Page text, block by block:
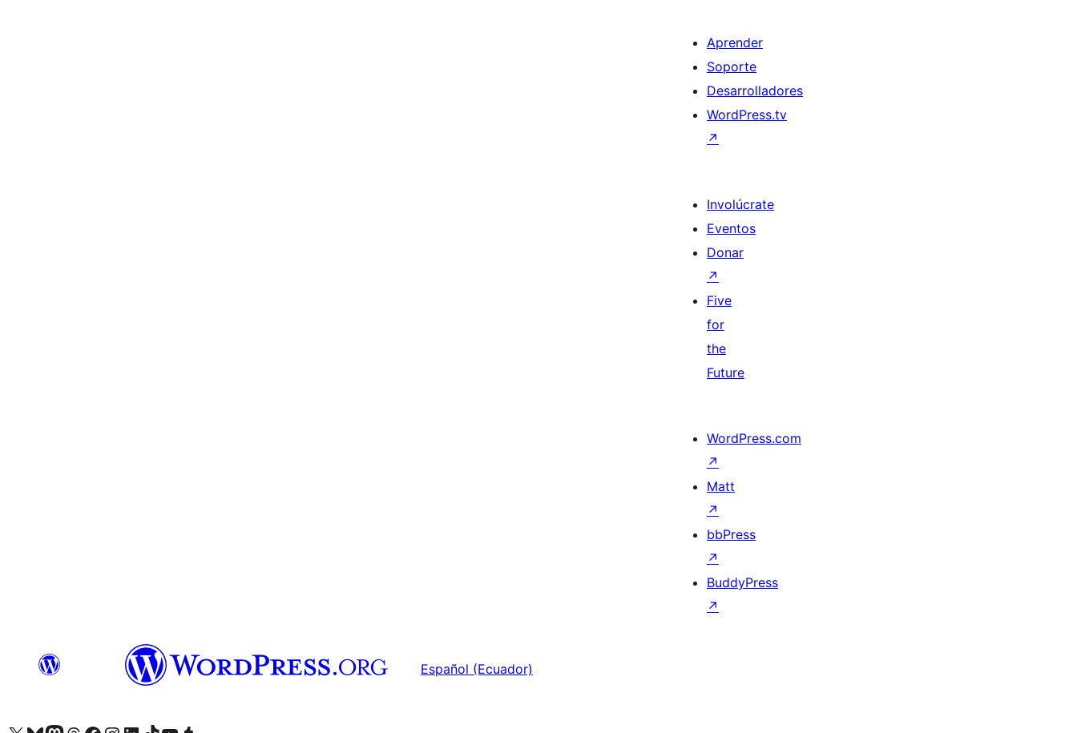
Aprender
Soporte
Desarrolladores
WordPress.tv
↗
Involúcrate
Eventos
Donar
↗
Five
for
the
Future
WordPress.com
↗
Matt
↗
bbPress
↗
BuddyPress
↗
Español (Ecuador)